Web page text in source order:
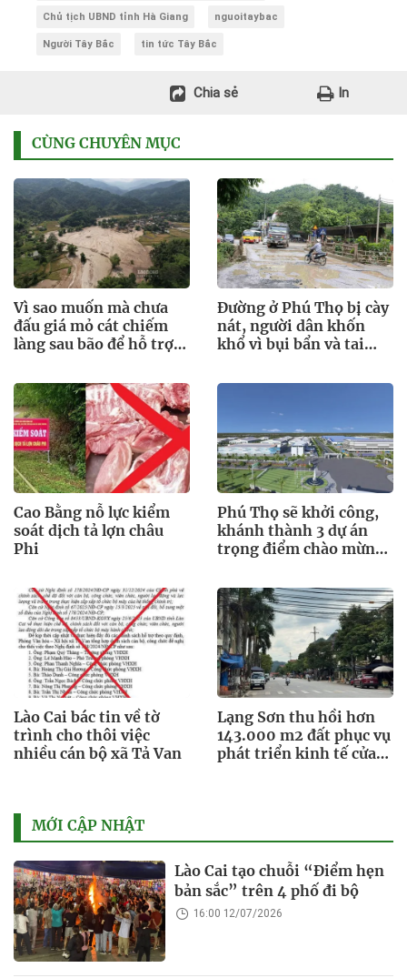
Chủ tịch UBND tỉnh Hà Giang nguoitaybac
Người Tây Bắc tin tức Tây Bắc
Chia sẻ In
CÙNG CHUYÊN MỤC
Vì sao muốn mà chưa
đấu giá mỏ cát chiếm
làng sau bão để hỗ trợ
Đường ở Phú Thọ bị cày
nát, người dân khốn
khổ vì bụi bẩn và tai
Cao Bằng nỗ lực kiểm
soát dịch tả lợn châu
Phi
Phú Thọ sẽ khởi công,
khánh thành 3 dự án
trọng điểm chào mừng
Lào Cai bác tin về tờ
trình cho thôi việc
nhiều cán bộ xã Tả Van
Lạng Sơn thu hồi hơn
143.000 m2 đất phục vụ
phát triển kinh tế cửa
MỚI CẬP NHẬT
Lào Cai tạo chuỗi “Điểm hẹn
bản sắc” trên 4 phố đi bộ
16:00 12/07/2026